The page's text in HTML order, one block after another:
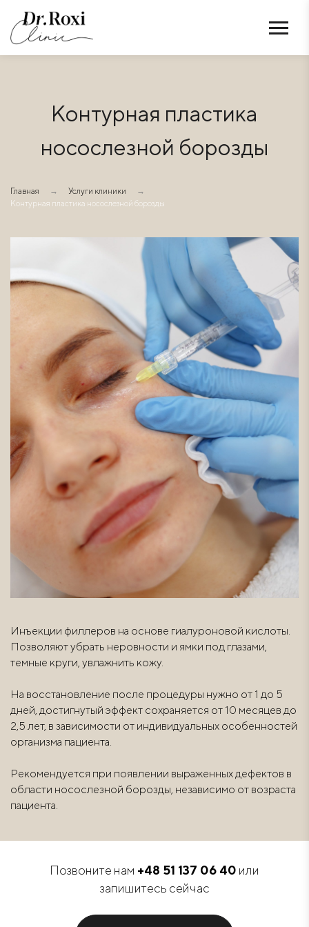
Контурная пластика
носослезной борозды
Главная → Услуги клиники
→
Контурная пластика носослезной борозды
Инъекции филлеров на основе гиалуроновой кислоты.
Позволяют убрать неровности и ямки под глазами,
темные круги, увлажнить кожу.
На восстановление после процедуры нужно от 1 до 5
дней, достигнутый эффект сохраняется от 10 месяцев до
2,5 лет, в зависимости от индивидуальных особенностей
организма пациента.
Рекомендуется при появлении выраженных дефектов в
области носослезной борозды, независимо от возраста
пациента.
Позвоните нам +48 51 137 06 40 или
запишитесь сейчас